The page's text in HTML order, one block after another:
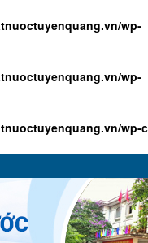
wp-
wp-